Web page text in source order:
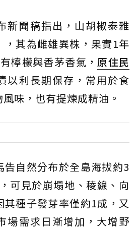
新聞稿指出，山胡椒泰雅
，其為雌雄異株，果實1年
檸檬與香茅香氣， 原住民
以利長期保存，常用於食
味，也有提煉成精油。
告自然分布於全島海拔約3
可見於崩塌地、稜線、向
種子發芽率僅約1成，又
場需求日漸增加，大增野